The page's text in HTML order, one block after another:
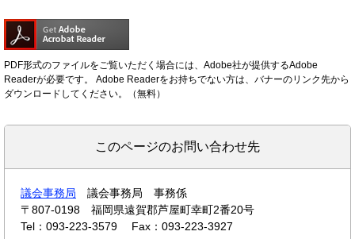
PDF形式のファイルをご覧いただく場合には、Adobe社が提供するAdobe
Readerが必要です。
Adobe Readerをお持ちでない方は、バナーのリンク先から
ダウンロードしてください。（無料）
このページのお問い合わせ先
議会事務局
議会事務局 事務係
〒807-0198
福岡県遠賀郡芦屋町幸町2番20号
Tel：093-223-3579
Fax：093-223-3927